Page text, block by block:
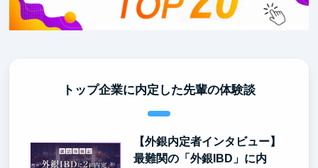
トップ企業に内定した先輩の体験談
【外銀内定者インタビュー】
最難関の「外銀IBD」に内